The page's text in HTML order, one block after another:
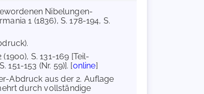
Nibelungen-
1 (1836), S. 178-194, S.
S. 131-169 [Teil-
153 (Nr. 59)]. [online]
Abdruck aus der 2. Auflage
durch vollständige